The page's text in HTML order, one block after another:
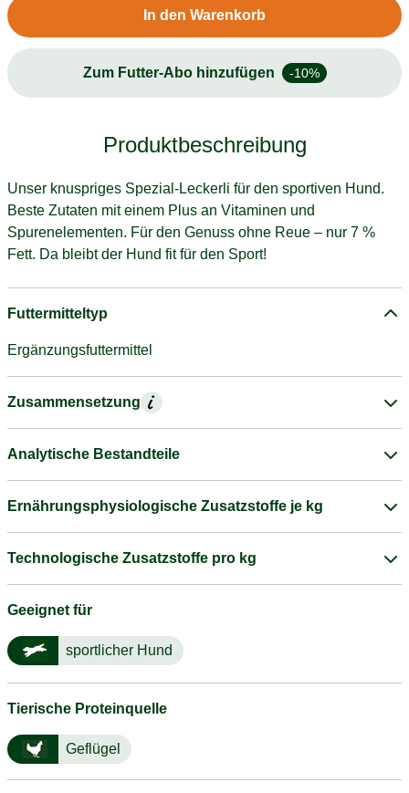
In den Warenkorb
Zum Futter-Abo hinzufügen -10%
Produktbeschreibung
Unser knuspriges Spezial-Leckerli für den sportiven Hund.
Beste Zutaten mit einem Plus an Vitaminen und
Spurenelementen. Für den Genuss ohne Reue – nur 7 %
Fett. Da bleibt der Hund fit für den Sport!
Futtermitteltyp
Ergänzungsfuttermittel
Zusammensetzung
Analytische Bestandteile
Ernährungsphysiologische Zusatzstoffe je kg
Technologische Zusatzstoffe pro kg
Geeignet für
sportlicher Hund
Tierische Proteinquelle
Geflügel